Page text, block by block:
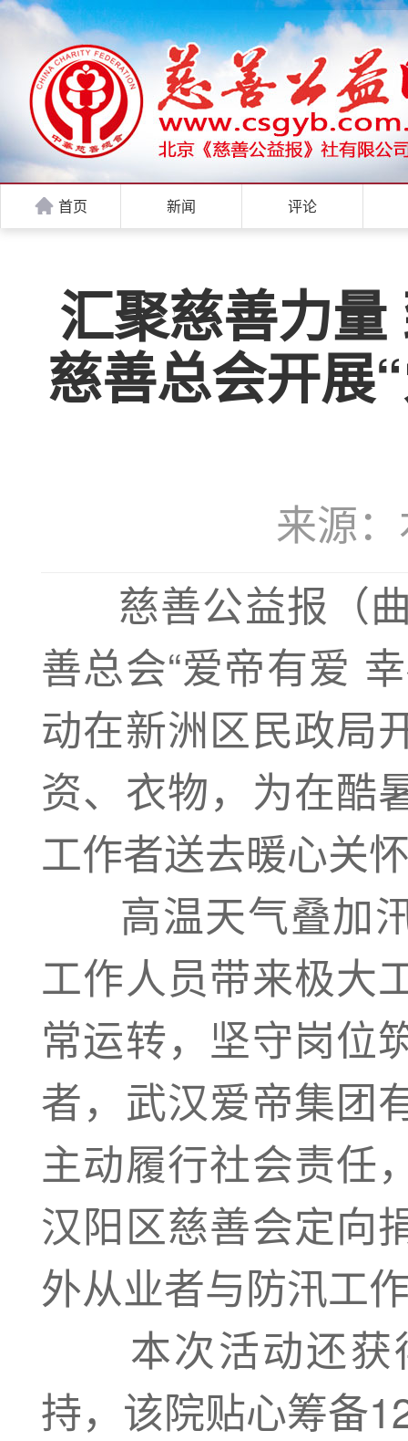
首页 新闻 评论
汇聚慈善力
慈善总会开展
来源
慈善公益报（曲
善总会“爱帝有爱
动在新洲区民政局
资、衣物，为在酷
工作者送去暖心关
高温天气叠加汛
工作人员带来极大
常运转，坚守岗位
者，武汉爱帝集团
主动履行社会责任
汉阳区慈善会定向
外从业者与防汛工
本次活动还获
持，该院贴心筹备